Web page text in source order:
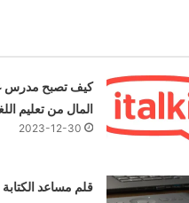
المال من تعليم
2023-12-30
قلم مساعد